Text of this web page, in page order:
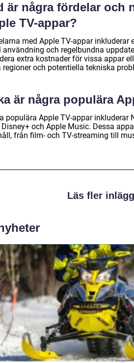
är några fördelar och
TV-appar?
med Apple TV-appar inkluderar
användning och regelbundna
extra kostnader för vissa appar
regioner och potentiella tekniska
är några populära
populära Apple TV-appar inkluderar
och Apple Music. Dessa
från film- och TV-streaming till
Läs fler